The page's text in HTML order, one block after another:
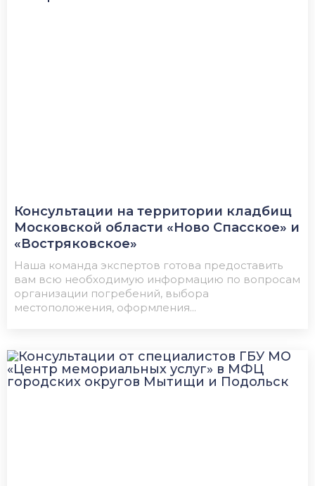
Консультации на территории кладбищ
Московской области «Ново Спасское» и
«Востряковское»
Наша команда экспертов готова предоставить
вам всю необходимую информацию по вопросам
организации погребений, выбора
местоположения, оформления...